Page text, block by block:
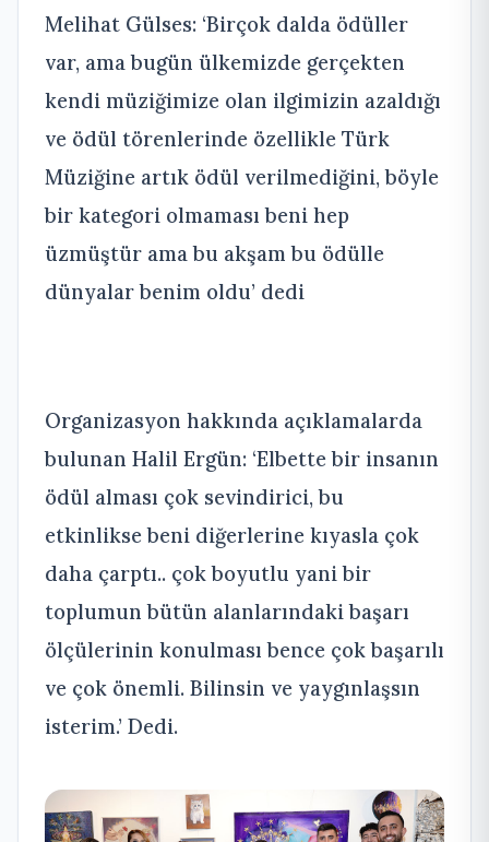
Melihat Gülses: ‘Birçok dalda ödüller
var, ama bugün ülkemizde gerçekten
kendi müziğimize olan ilgimizin azaldığı
ve ödül törenlerinde özellikle Türk
Müziğine artık ödül verilmediğini, böyle
bir kategori olmaması beni hep
üzmüştür ama bu akşam bu ödülle
dünyalar benim oldu’ dedi
Organizasyon hakkında açıklamalarda
bulunan Halil Ergün: ‘Elbette bir insanın
ödül alması çok sevindirici, bu
etkinlikse beni diğerlerine kıyasla çok
daha çarptı.. çok boyutlu yani bir
toplumun bütün alanlarındaki başarı
ölçülerinin konulması bence çok başarılı
ve çok önemli. Bilinsin ve yaygınlaşsın
isterim.’ Dedi.